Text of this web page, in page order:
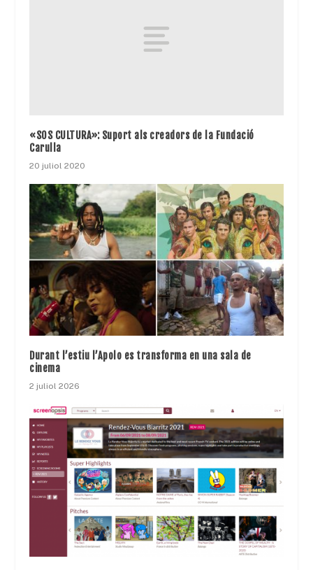
«SOS CULTURA»: Suport als creadors de la Fundació
Carulla
20 juliol 2020
Durant l’estiu l’Apolo es transforma en una sala de
cinema
2 juliol 2026